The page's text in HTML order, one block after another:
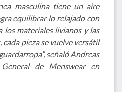
masculina tiene un aire
equilibrar lo relajado con
los materiales livianos y las
cada pieza se vuelve versátil
señaló Andreas
de Menswear en